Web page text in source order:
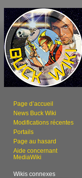
Page d’accueil
News Buck Wiki
Modifications récentes
Portails
Page au hasard
Aide concernant
MediaWiki
Wikis connexes